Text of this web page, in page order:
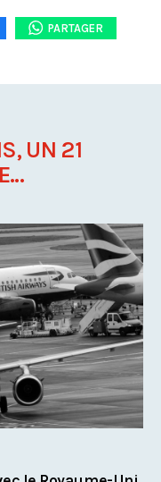
PARTAGER
UN 21